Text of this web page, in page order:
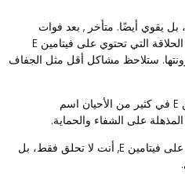
يقوي أيضًا. متأخر , بعد فوات
الوقت, الاستخدام المنتظم لكريمات الحلاقة التي تحتوي على فيتامين E
ستلاحظ مشاكل أقل مثل الجفاف
يُطلق على فيتامين E في كثير من الأحيان اسم
على الشفاء والحماية.
عند اختيار كريم الحلاقة الذي يحتوي على فيتامين E, أنت لا تحلق فقط، بل